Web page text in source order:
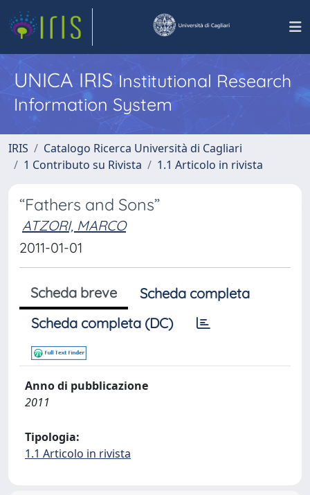
UNICA IRISInstitutional Research
Information System
IRIS
Catalogo Ricerca Università di Cagliari
1 Contributo su Rivista
1.1 Articolo in rivista
“Fathers and Sons”
ATZORI, MARCO
2011-01-01
Scheda breve
Scheda completa
Scheda completa (DC)
Anno di pubblicazione
2011
Tipologia:
1.1 Articolo in rivista